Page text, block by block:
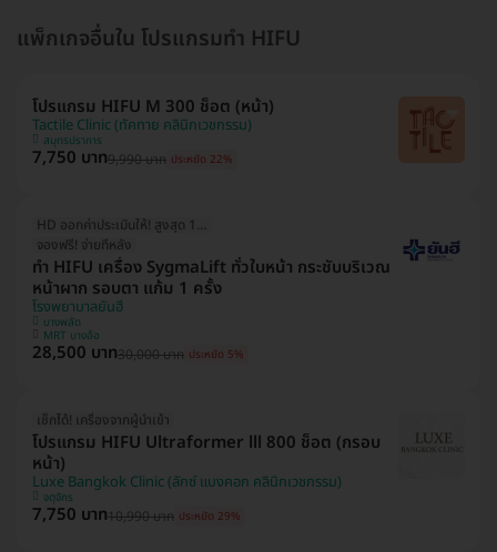
แพ็กเกจอื่นใน โปรแกรมทำ HIFU
โปรแกรม HIFU M 300 ช็อต (หน้า)
Tactile Clinic (ทัคทาย คลินิกเวชกรรม)
สมุทรปราการ
7,750 บาท9,990 บาท ประหยัด 22%
HD ออกค่าประเมินให้! สูงสุด 1000 บ.
จองฟรี! จ่ายทีหลัง
ทำ HIFU เครื่อง SygmaLift ทั่วใบหน้า กระชับบริเวณ
หน้าผาก รอบตา แก้ม 1 ครั้ง
โรงพยาบาลยันฮี
บางพลัด
MRT บางอ้อ
28,500 บาท30,000 บาท ประหยัด 5%
เช็กได้! เครื่องจากผู้นำเข้า
โปรแกรม HIFU Ultraformer lll 800 ช็อต (กรอบ
หน้า)
Luxe Bangkok Clinic (ลักซ์ แบงคอก คลินิกเวชกรรม)
จตุจักร
7,750 บาท10,990 บาท ประหยัด 29%